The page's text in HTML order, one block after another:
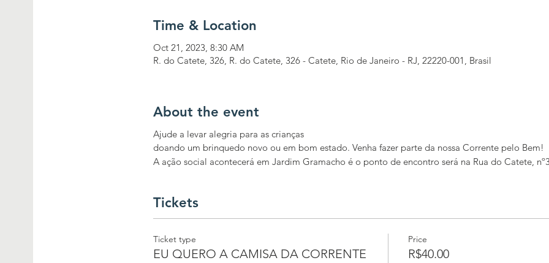
Time & Location
Oct 21, 2023, 8:30 AM
R. do Catete, 326, R. do Catete, 326 - Catete, Rio de Janeiro - RJ, 22220-001, Brasil
About the event
Ajude a levar alegria para as crianças
doando um brinquedo novo ou em bom estado. Venha fazer parte da nossa Corrente pelo Bem!
A ação social acontecerá em Jardim Gramacho é o ponto de encontro será na Rua do Catete,
Tickets
Ticket type
EU QUERO A CAMISA DA CORRENTE
Price
R$40.00